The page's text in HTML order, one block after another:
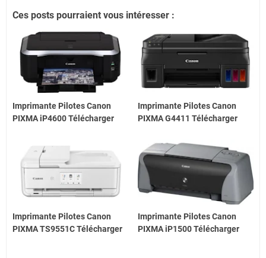
Ces posts pourraient vous intéresser :
Imprimante Pilotes Canon
PIXMA iP4600 Télécharger
Imprimante Pilotes Canon
PIXMA G4411 Télécharger
Imprimante Pilotes Canon
PIXMA TS9551C Télécharger
Imprimante Pilotes Canon
PIXMA iP1500 Télécharger